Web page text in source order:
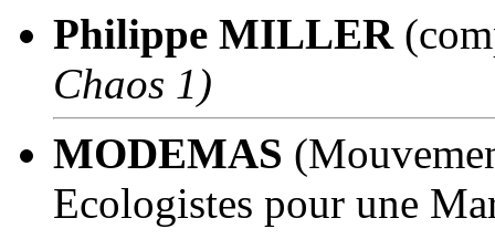
Philippe MILLER
Chaos 1)
MODEMAS
Ecologistes pour une